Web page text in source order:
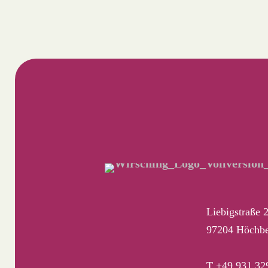
Liebigstraße 2
97204
T +49 931